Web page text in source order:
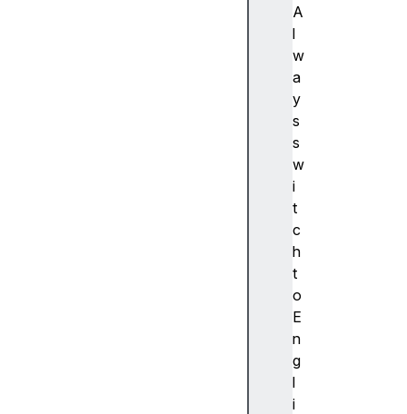
A
l
w
a
y
s
s
w
i
t
c
h
t
o
E
n
g
l
i